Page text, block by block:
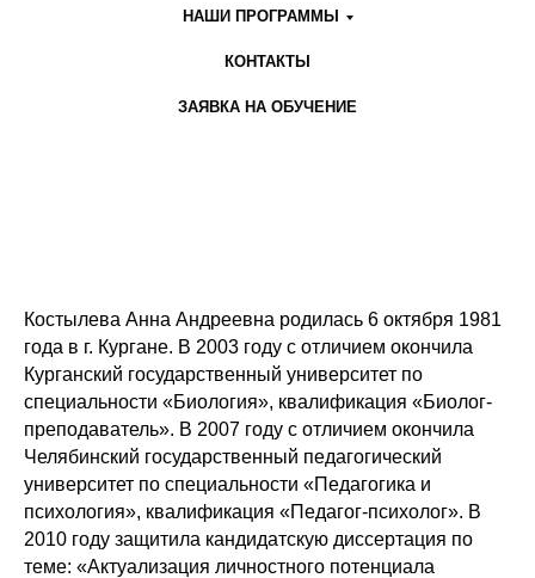
НАШИ ПРОГРАММЫ
КОНТАКТЫ
ЗАЯВКА НА ОБУЧЕНИЕ
Костылева Анна Андреевна родилась 6 октября 1981
года в г. Кургане. В 2003 году с отличием окончила
Курганский государственный университет по
специальности «Биология», квалификация «Биолог-
преподаватель». В 2007 году с отличием окончила
Челябинский государственный педагогический
университет по специальности «Педагогика и
психология», квалификация «Педагог-психолог». В
2010 году защитила кандидатскую диссертация по
теме: «Актуализация личностного потенциала